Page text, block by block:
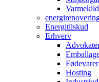
Energitilskud
Erhverv
Fødevarer
Hosting